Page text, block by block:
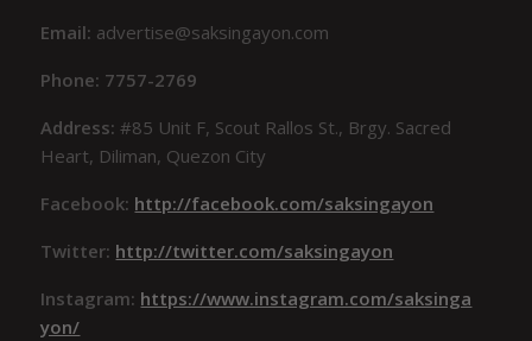
Email: advertise@saksingayon.com
Phone: 7757-2769
Address:#85 Unit F, Scout Rallos St., Brgy. Sacred
Heart, Diliman, Quezon City
Facebook: http://facebook.com/saksingayon
Twitter: http://twitter.com/saksingayon
Instagram: https://www.instagram.com/saksinga
yon/